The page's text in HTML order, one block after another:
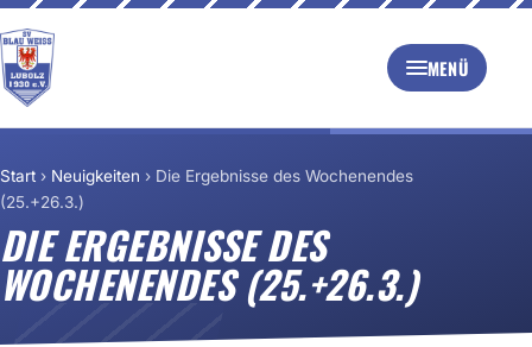
MENÜ
Start › Neuigkeiten › Die Ergebnisse des Wochenendes
(25.+26.3.)
DIE ERGEBNISSE DES
WOCHENENDES (25.+26.3.)